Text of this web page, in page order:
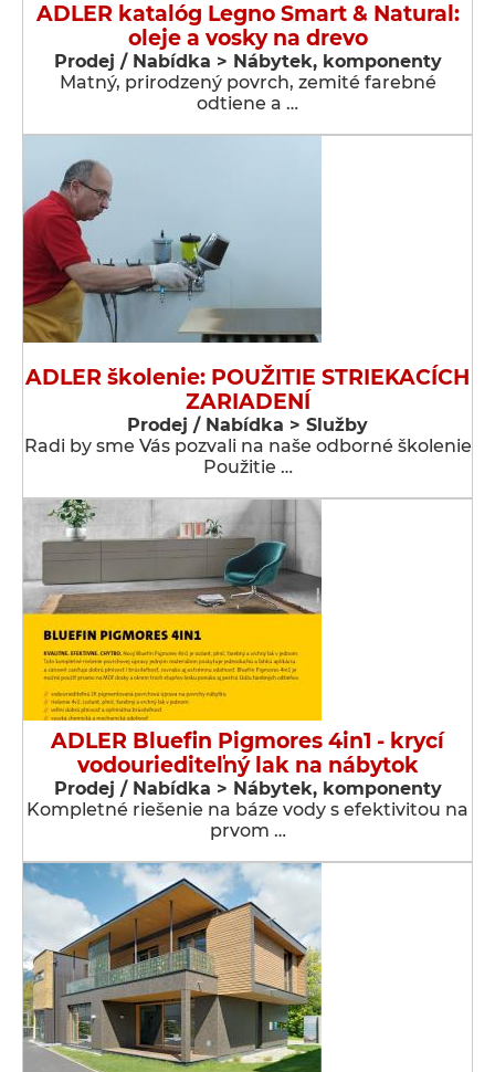
ADLER katalóg Legno Smart & Natural:
oleje a vosky na drevo
Prodej / Nabídka > Nábytek, komponenty
Matný, prirodzený povrch, zemité farebné
odtiene a …
ADLER školenie: POUŽITIE STRIEKACÍCH
ZARIADENÍ
Prodej / Nabídka > Služby
Radi by sme Vás pozvali na naše odborné školenie
Použitie …
ADLER Bluefin Pigmores 4in1 - krycí
vodouriediteľný lak na nábytok
Prodej / Nabídka > Nábytek, komponenty
Kompletné riešenie na báze vody s efektivitou na
prvom …